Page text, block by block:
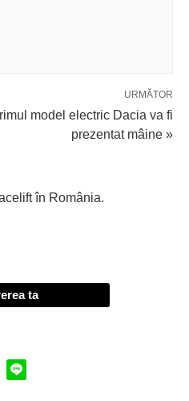
URMĂTOR
model electric Dacia va fi
prezentat mâine »
în România.
ta